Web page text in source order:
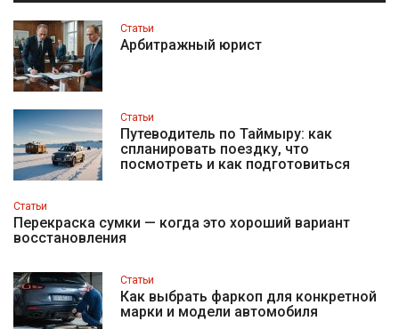
Статьи
Арбитражный юрист
Статьи
Путеводитель по Таймыру: как
спланировать поездку, что
посмотреть и как подготовиться
Статьи
Перекраска сумки — когда это хороший вариант
восстановления
Статьи
Как выбрать фаркоп для конкретной
марки и модели автомобиля